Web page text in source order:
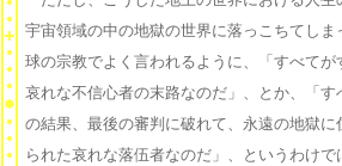
宇宙領域の中の地獄の世界に落っこちてし
球の宗教でよく言われるように、「すべて
哀れな不信心者の末路なのだ」、とか、「す
の結果、最後の審判に破れて、永遠の地獄に
られた哀れな落伍者なのだ」、というわけ